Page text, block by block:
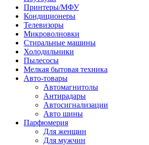
Принтеры/МФУ
Кондиционеры
Телевизоры
Микроволновки
Стиральные машины
Холодильники
Пылесосы
Мелкая бытовая техника
Авто-товары
Автомагнитолы
Антирадары
Автосигнализации
Авто шины
Парфюмерия
Для женщин
Для мужчин